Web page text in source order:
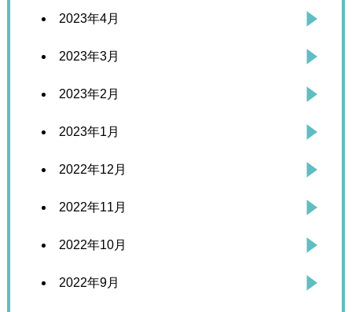
2023年4月
2023年3月
2023年2月
2023年1月
2022年12月
2022年11月
2022年10月
2022年9月